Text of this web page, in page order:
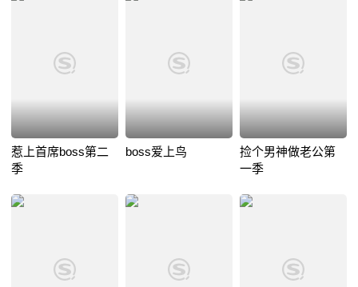
惹上首席boss第二
季
boss爱上鸟
捡个男神做老公第
一季